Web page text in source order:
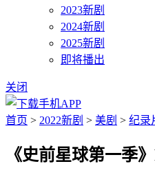
2023新剧
2024新剧
2025新剧
即将播出
关闭
首页 > 2022新剧 > 美剧 > 纪录
《史前星球第一季